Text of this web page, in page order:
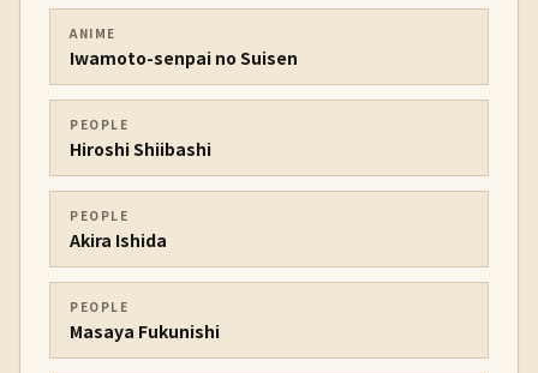
ANIME
Iwamoto-senpai no Suisen
PEOPLE
Hiroshi Shiibashi
PEOPLE
Akira Ishida
PEOPLE
Masaya Fukunishi